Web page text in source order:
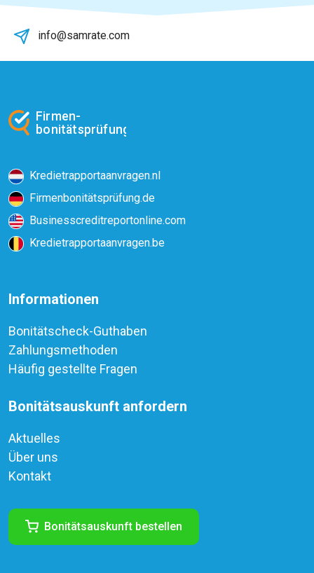
info@samrate.com
Firmen-
bonitätsprüfung
Kredietrapportaanvragen.nl
Firmenbonitätsprüfung.de
Businesscreditreportonline.com
Kredietrapportaanvragen.be
Informationen
Bonitätscheck-Guthaben
Zahlungsmethoden
Häufig gestellte Fragen
Bonitätsauskunft anfordern
Aktuelles
Über uns
Kontakt
Bonitätsauskunft bestellen